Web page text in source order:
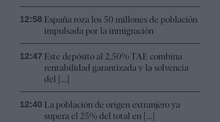
12:58 España roza los 50 millones de población
impulsada por la inmigración
12:47 Este depósito al 2,50% TAE combina
rentabilidad garantizada y la solvencia
del [...]
12:40 La población de origen extranjero ya
supera el 25% del total en [...]